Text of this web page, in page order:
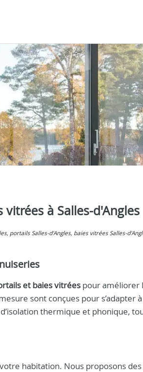
à Salles-d'Angles
portails Salles-d'Angles, baies vitrées Salles-
et baies vitrées pour améliorer
sont conçues pour s’adapter
thermique et phonique,
habitation. Nous proposons des